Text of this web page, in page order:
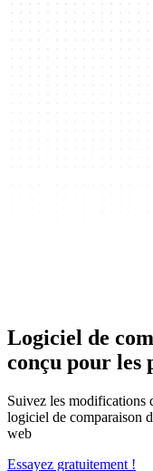
Logiciel de
conçu pour les
Suivez les modifications
logiciel de comparaison
web
Essayez gratuitement !